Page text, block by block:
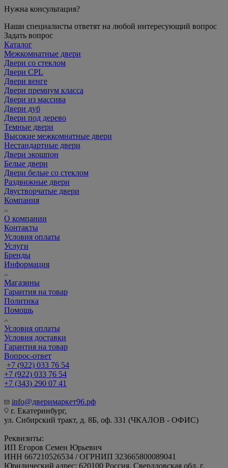
Нужна консультация?
Наши специалисты ответят на любой интересующий вопрос
Задать вопрос
Каталог
Межкомнатные двери
Двери со стеклом
Двери CPL
Двери венге
Двери премиум класса
Двери из массива
Двери дуб
Двери под дерево
Темные двери
Высокие межкомнатные двери
Нестандартные двери
Двери экошпон
Белые двери
Двери белые со стеклом
Раздвижные двери
Двустворчатые двери
Компания
О компании
Контакты
Условия оплаты
Услуги
Бренды
Информация
Магазины
Гарантия на товар
Политика
Помощь
Условия оплаты
Условия доставки
Гарантия на товар
Вопрос-ответ
+7 (922) 033 76 54
+7 (922) 033 76 54
+7 (343) 290 07 41
info@дверимаркет96.рф
г. Екатеринбург,
ул. Сибирский тракт, д. 8Б, оф. 331 (ЧКАЛОВ - ОФИС)
Реквизиты:
ИП Егоров Семен Юрьевич
ИНН 667210526534 / ОГРНИП 323665800089041
Юридический адрес: 620100 Россия, Свердловская обл. г.